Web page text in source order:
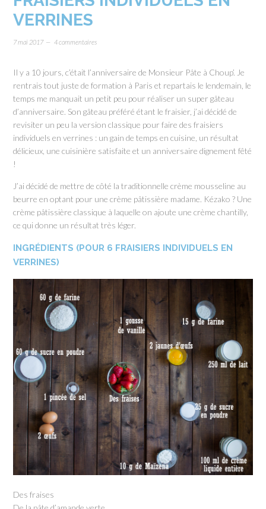
VERRINES
7 mai 2017 4 commentaires
Il y a 10 jours, c’était l’anniversaire de Monsieur Pâte à Choup’. Je
rentrais tout juste de formation à Paris et repartais le lendemain, le
temps me manquait un petit peu pour réaliser un super gâteau
d’anniversaire. Son gâteau préféré étant le fraisier, j’ai décidé de
revisiter un peu la version classique pour faire des fraisiers
individuels en verrines : un gain de temps en cuisine, un résultat
délicieux, une cuisinière satisfaite et un anniversaire dignement fêté
!
J’ai décidé de mettre de côté la traditionnelle crème mousseline au
beurre en optant pour une crème pâtissière madame. Kézako ? Une
crème pâtissière classique à laquelle on ajoute une crème chantilly,
ce qui donne un résultat très léger.
INGRÉDIENTS (POUR 6 FRAISIERS INDIVIDUELS EN
VERRINES)
Des fraises